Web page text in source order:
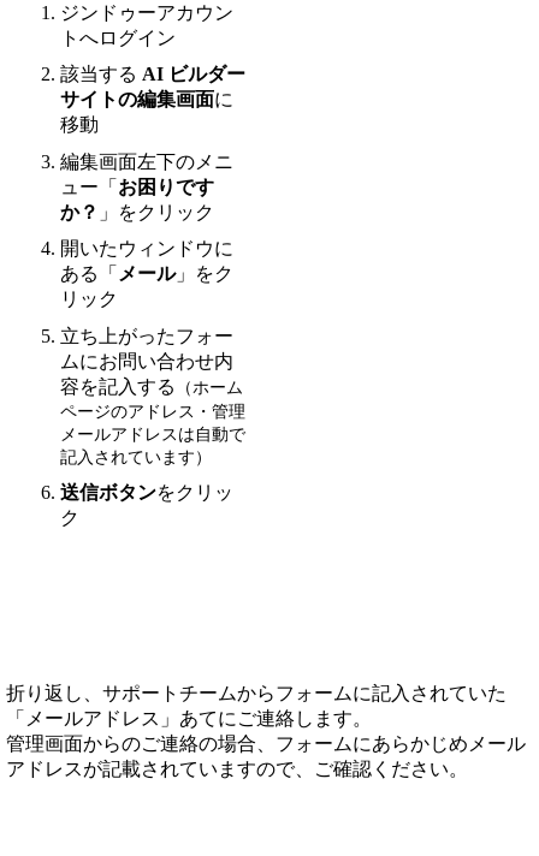
ジンドゥーアカウン
トへログイン
該当する AI ビルダー
サイトの編集画面に
移動
編集画面左下のメニ
ュー「 お困りです
か？ 」をクリック
開いたウィンドウに
ある「 メール」をク
リック
立ち上がったフォー
ムにお問い合わせ内
容を記入する
（ホーム
ページのアドレス・管理
メールアドレスは自動で
記入されています）
送信ボタンをクリッ
ク
折り返し、サポートチームからフォームに記入されていた
「メールアドレス」あてにご連絡します。
管理画面からのご連絡の場合、フォームにあらかじめメール
アドレスが記載されていますので、ご確認ください。